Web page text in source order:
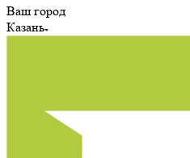
Ваш город
Казань